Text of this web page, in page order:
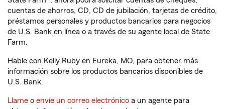
cuentas de ahorros, CD, CD de jubilación, tarjetas de crédito,
préstamos personales y productos bancarios para negocios
de U.S. Bank en línea o a través de su agente local de State
Farm.
Hable con Kelly Ruby en Eureka, MO, para obtener más
información sobre los productos bancarios disponibles de
U.S. Bank.
Llame o envíe un correo electrónico a un agente para